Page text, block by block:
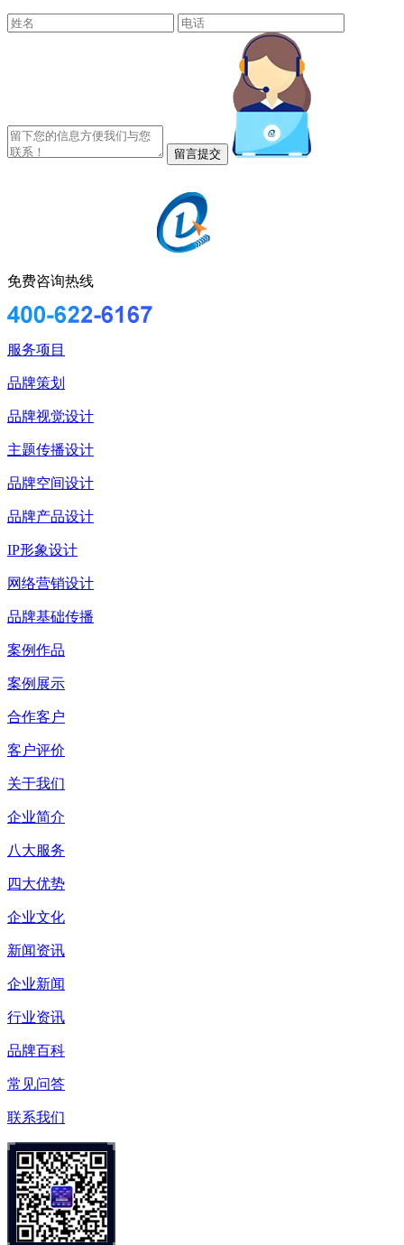
免费咨询热线
服务项目
品牌策划
品牌视觉设计
主题传播设计
品牌空间设计
品牌产品设计
IP形象设计
网络营销设计
品牌基础传播
案例作品
案例展示
合作客户
客户评价
关于我们
企业简介
八大服务
四大优势
企业文化
新闻资讯
企业新闻
行业资讯
品牌百科
常见问答
联系我们